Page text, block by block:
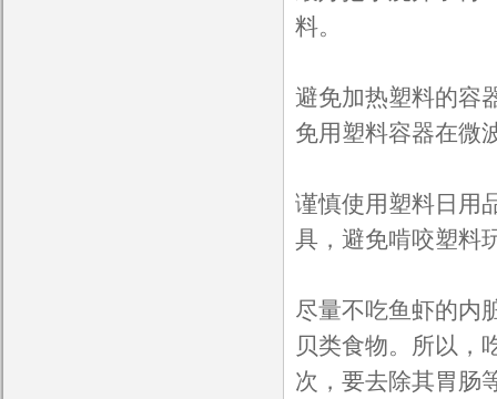
料。
避免加热塑料的容
免用塑料容器在微
谨慎使用塑料日用
具，避免啃咬塑料
尽量不吃鱼虾的内
贝类食物。所以，
次，要去除其胃肠